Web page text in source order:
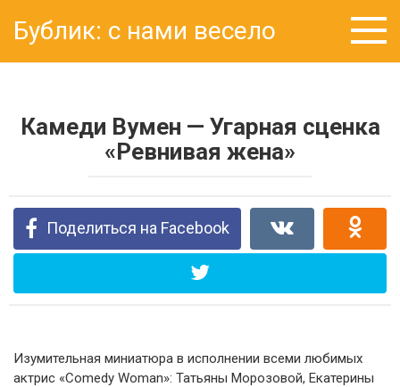
контенту
Бублик: с нами весело
Камеди Вумен — Угарная сценка
«Ревнивая жена»
Поделиться на Facebook
Изумительная миниатюра в исполнении всеми любимых
актрис «Comedy Woman»: Татьяны Морозовой, Екатерины